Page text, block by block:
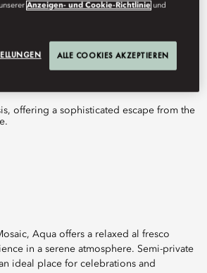
Aqua offers a relaxed al fresco
in a serene atmosphere. Semi-private
ideal place for celebrations and
Anzeigen- und Cookie-Richtlinie und
ALLE COOKIES AKZEPTIEREN